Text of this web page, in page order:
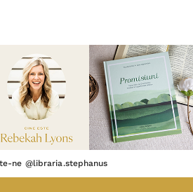
ne @libraria.stephanus